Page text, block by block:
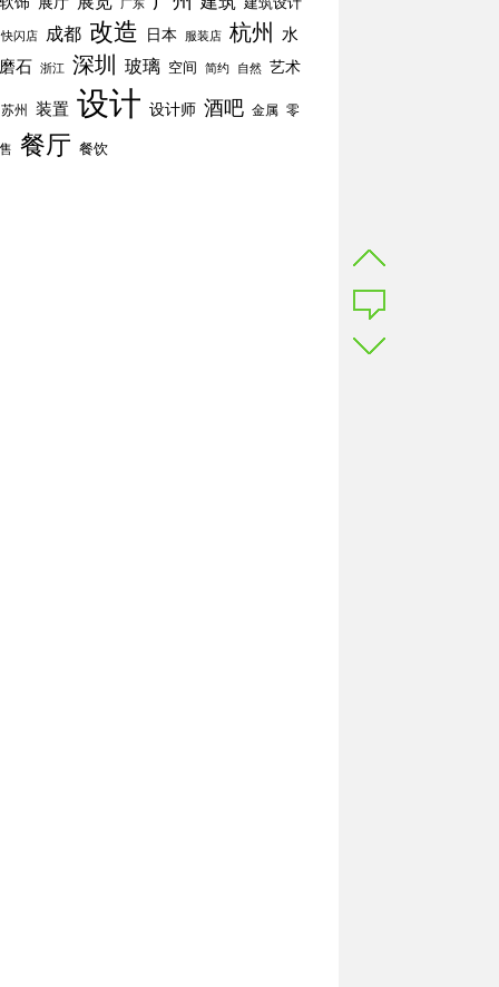
广东
快闪店 成都 改造 日本 服装店 杭州 水
石 浙江 深圳 玻璃 空间 简约 自然 艺术
苏州 装置 设计 设计师 酒吧 金属 零
餐厅 餐饮